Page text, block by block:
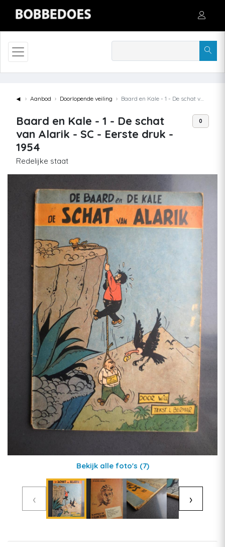
◄ Aanbod Doorlopende veiling Baard en Kale - 1 - De schat van Alarik - SC - Eerste druk - 1954
Baard en Kale - 1 - De schat
van Alarik - SC - Eerste druk -
1954
Redelijke staat
0
Bekijk alle foto's (7)
‹ ›